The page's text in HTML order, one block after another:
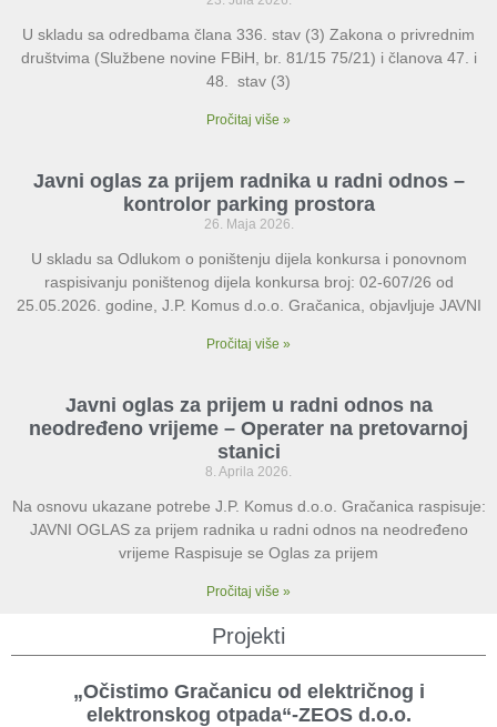
U skladu sa odredbama člana 336. stav (3) Zakona o privrednim
društvima (Službene novine FBiH, br. 81/15 75/21) i članova 47. i
48. stav (3)
Pročitaj više »
Javni oglas za prijem radnika u radni odnos –
kontrolor parking prostora
26. Maja 2026.
U skladu sa Odlukom o poništenju dijela konkursa i ponovnom
raspisivanju poništenog dijela konkursa broj: 02-607/26 od
25.05.2026. godine, J.P. Komus d.o.o. Gračanica, objavljuje JAVNI
Pročitaj više »
Javni oglas za prijem u radni odnos na
neodređeno vrijeme – Operater na pretovarnoj
stanici
8. Aprila 2026.
Na osnovu ukazane potrebe J.P. Komus d.o.o. Gračanica raspisuje:
JAVNI OGLAS za prijem radnika u radni odnos na neodređeno
vrijeme Raspisuje se Oglas za prijem
Pročitaj više »
Projekti
„Očistimo Gračanicu od električnog i
elektronskog otpada“-ZEOS d.o.o.